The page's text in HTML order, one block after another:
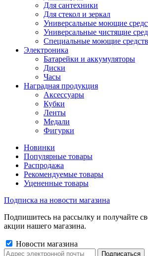
Для сантехники
Для стекол и зеркал
Универсальные моющие
Универсальные чистящие
Специальные моющие
Электроника
Батарейки и аккумуляторы
Диски
Часы
Наградная продукция
Аксессуары
Кубки
Ленты
Медали
Фигурки
Новинки
Популярные товары
Распродажа
Рекомендуемые товары
Уцененные товары
Подписка на новости магазина
Подпишитесь на рассылку и получайте
акции нашего магазина.
Новости магазина